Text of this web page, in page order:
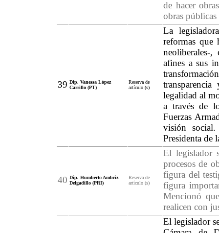
de hacer
obras públicas
39 Dip. Vanessa López
Carrillo (PT)
Reserva de
artículo (s)
La
reformas que
neoliberales-
afines a sus
legalidad al
a través de
Fuerzas
visión
Presidenta de
40 Dip. Humberto Ambriz
Delgadillo (PRI)
Reserva de
artículo (s)
El legislador
procesos de
figura del
figura
Mencionó
realicen con
El legislador